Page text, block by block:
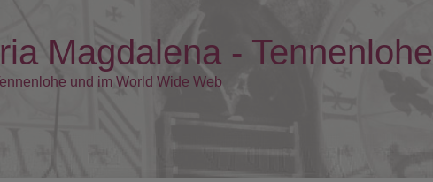
Magdalena - Tennenlohe
und im World Wide Web